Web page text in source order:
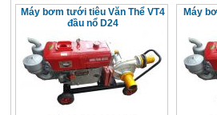
Máy bơm tưới tiêu Văn Thể VT4
đầu nổ D24
Máy